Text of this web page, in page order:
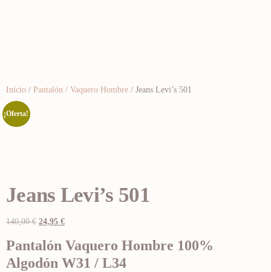
Inicio / Pantalón / Vaquero Hombre / Jeans Levi’s 501
¡Oferta!
Jeans Levi’s 501
140,00€ 24,95 €
Pantalón Vaquero Hombre 100%
Algodón W31 / L34